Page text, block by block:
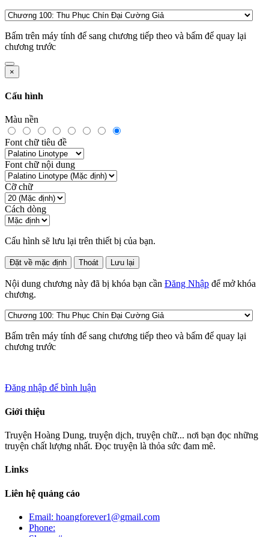
Bấm trên máy tính để sang chương tiếp theo và bấm để quay lại
chương trước
×
Cấu hình
Màu nền
Font chữ tiêu đề
Font chữ nội dung
Cỡ chữ
Cách dòng
Cấu hình sẽ lưu lại trên thiết bị của bạn.
Đặt về mặc định Thoát Lưu lại
Nội dung chương này đã bị khóa bạn cần Đăng Nhập để mở khóa
chương.
Bấm trên máy tính để sang chương tiếp theo và bấm để quay lại
chương trước
Đăng nhập để bình luận
Giới thiệu
Truyện Hoàng Dung, truyện dịch, truyện chữ... nơi bạn đọc những
truyện chất lượng nhất. Đọc truyện là thỏa sức đam mê.
Links
Liên hệ quảng cáo
Email: hoangforever1@gmail.com
Phone: